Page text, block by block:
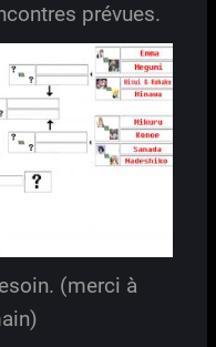
prévues.
(merci à